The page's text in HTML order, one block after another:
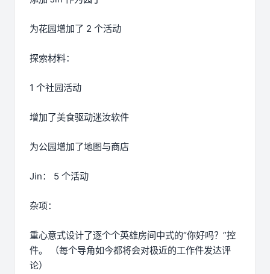
为花园增加了 2 个活动
探索材料：
1 个社园活动
增加了美食驱动迷汝软件
为公园增加了地图与商店
Jin： 5 个活动
杂项：
重心意式设计了逐个个英雄房间中式的“你好吗？”控
件。 （每个导角如今都将会对极近的工作件发达评
论）